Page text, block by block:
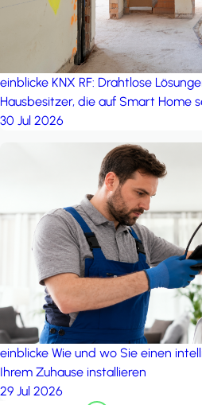
einblicke KNX RF: Drahtlose
Hausbesitzer, die auf Smart Home
30 Jul 2026
einblicke Wie und wo Sie einen
Ihrem Zuhause installieren
29 Jul 2026